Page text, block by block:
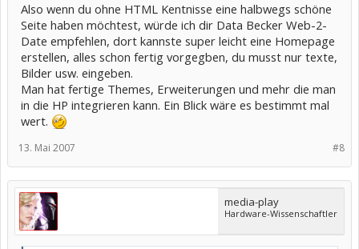
Also wenn du ohne HTML Kentnisse eine halbwegs schöne
Seite haben möchtest, würde ich dir Data Becker Web-2-
Date empfehlen, dort kannste super leicht eine Homepage
erstellen, alles schon fertig vorgegben, du musst nur texte,
Bilder usw. eingeben.
Man hat fertige Themes, Erweiterungen und mehr die man
in die HP integrieren kann. Ein Blick wäre es bestimmt mal
wert.
#8
13. Mai 2007
media-play
Hardware-Wissenschaftler